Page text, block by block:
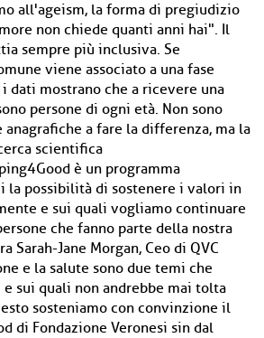
all'ageism, la forma di pregiudizio
non chiede quanti anni hai". Il
sempre più inclusiva. Se
viene associato a una fase
dati mostrano che a ricevere una
persone di ogni età. Non sono
a fare la differenza, ma la
scientifica
è un programma
la possibilità di sostenere i valori in
e sui quali vogliamo continuare
che fanno parte della nostra
Sarah-Jane Morgan, Ceo di QVC
e la salute sono due temi che
sui quali non andrebbe mai tolta
sosteniamo con convinzione il
di Fondazione Veronesi sin dal